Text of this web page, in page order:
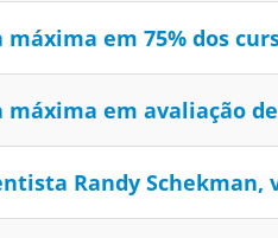
em 75% dos
máxima em avaliação
Randy